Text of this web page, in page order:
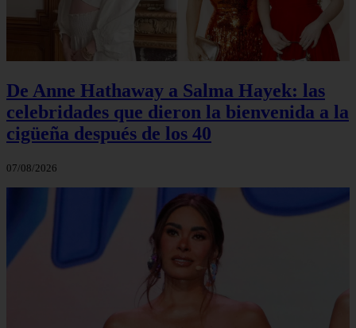
De Anne Hathaway a Salma Hayek: las
celebridades que dieron la bienvenida a la
cigüeña después de los 40
07/08/2026